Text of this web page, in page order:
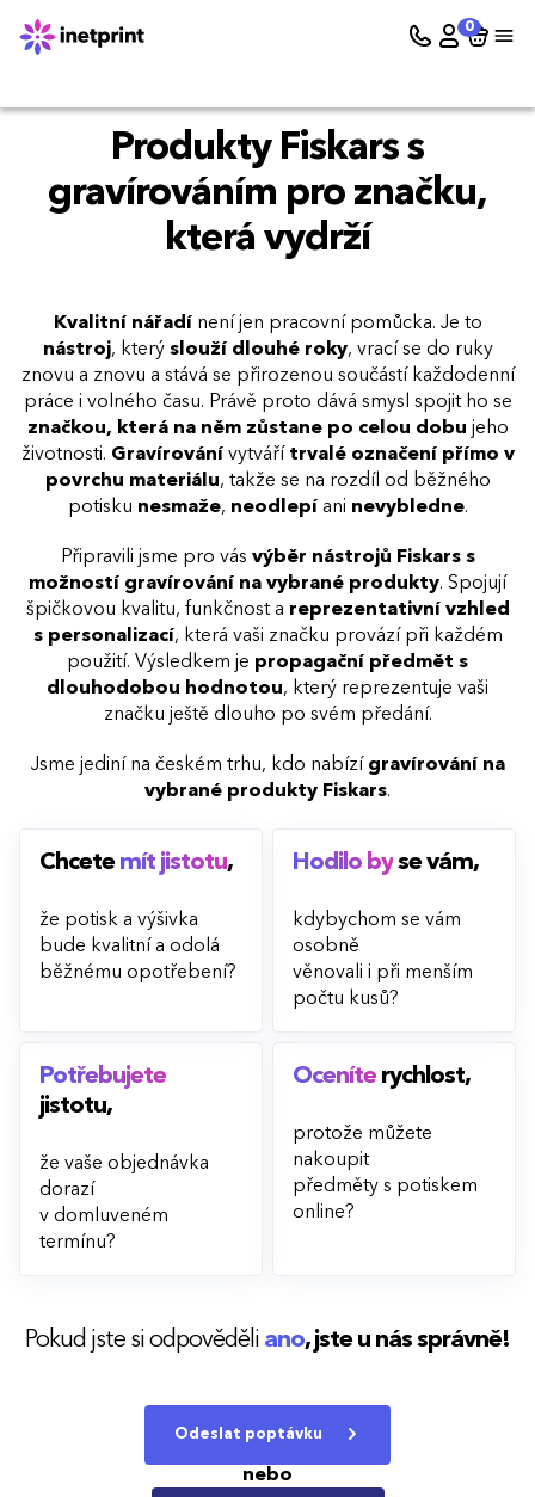
0
Produkty Fiskars s
gravírováním pro značku,
která vydrží
Kvalitní nářadí není jen pracovní pomůcka. Je to
nástroj, který slouží dlouhé roky, vrací se do ruky
znovu a znovu a stává se přirozenou součástí každodenní
práce i volného času. Právě proto dává smysl spojit ho se
značkou, která na něm zůstane po celou dobu jeho
životnosti. Gravírování vytváří trvalé označení přímo v
povrchu materiálu, takže se na rozdíl od běžného
potisku nesmaže, neodlepí ani nevybledne.
Připravili jsme pro vás výběr nástrojů Fiskars s
možností gravírování na vybrané produkty. Spojují
špičkovou kvalitu, funkčnost a reprezentativní vzhled
s personalizací, která vaši značku provází při každém
použití. Výsledkem je propagační předmět s
dlouhodobou hodnotou, který reprezentuje vaši
značku ještě dlouho po svém předání.
Jsme jediní na českém trhu, kdo nabízí gravírování na
vybrané produkty Fiskars.
Chcetemít jistotu,
že potisk a výšivka
bude kvalitní a odolá
běžnému opotřebení?
Hodilo by se vám,
kdybychom se vám
osobně
věnovali i při menším
počtu kusů?
Potřebujete
jistotu,
že vaše objednávka
dorazí
v domluveném
termínu?
Oceníte rychlost,
protože můžete
nakoupit
předměty s potiskem
online?
Pokud jste si odpověděli ano, jste u nás správně!
Odeslat poptávku
nebo